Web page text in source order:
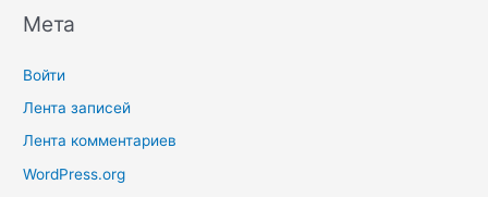
Мета
Войти
Лента записей
Лента комментариев
WordPress.org